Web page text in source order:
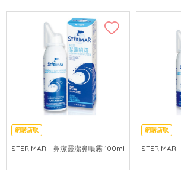
網購店取
STERIMAR - 鼻潔靈潔鼻噴霧 100ml
網購店取
STERIMAR